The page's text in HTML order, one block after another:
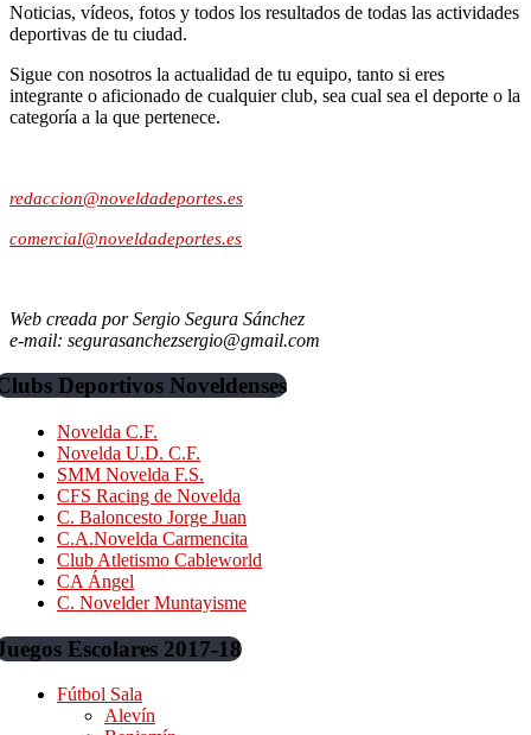
Noticias, vídeos, fotos y todos los resultados de todas las actividades
deportivas de tu ciudad.
Sigue con nosotros la actualidad de tu equipo, tanto si eres
integrante o aficionado de cualquier club, sea cual sea el deporte o la
categoría a la que pertenece.
redaccion@noveldadeportes.es
comercial@noveldadeportes.es
Web creada por Sergio Segura Sánchez
e-mail: segurasanchezsergio@gmail.com
Deportivos Noveldenses
Novelda C.F.
Novelda U.D. C.F.
SMM Novelda F.S.
CFS Racing de Novelda
C. Baloncesto Jorge Juan
C.A.Novelda Carmencita
Club Atletismo Cableworld
CA Ángel
C. Novelder Muntayisme
Escolares 2017-18
Fútbol Sala
Alevín